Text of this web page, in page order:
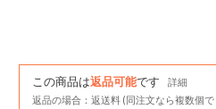
この商品は返品可能です
詳細
返品の場合：返送料 (同注文なら複数個